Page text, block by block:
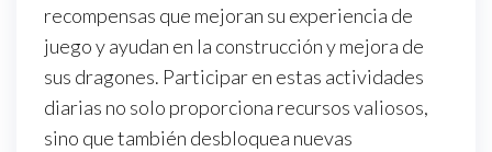
recompensas que mejoran su experiencia de
juego y ayudan en la construcción y mejora de
sus dragones. Participar en estas actividades
diarias no solo proporciona recursos valiosos,
sino que también desbloquea nuevas